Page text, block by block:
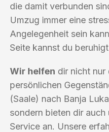
die damit verbunden
Umzug immer eine
Angelegenheit sein
Seite kannst du
Wir helfen dir nicht nur
persönlichen
(Saale) nach Banja
sondern bieten dir auch
Service an. Unsere